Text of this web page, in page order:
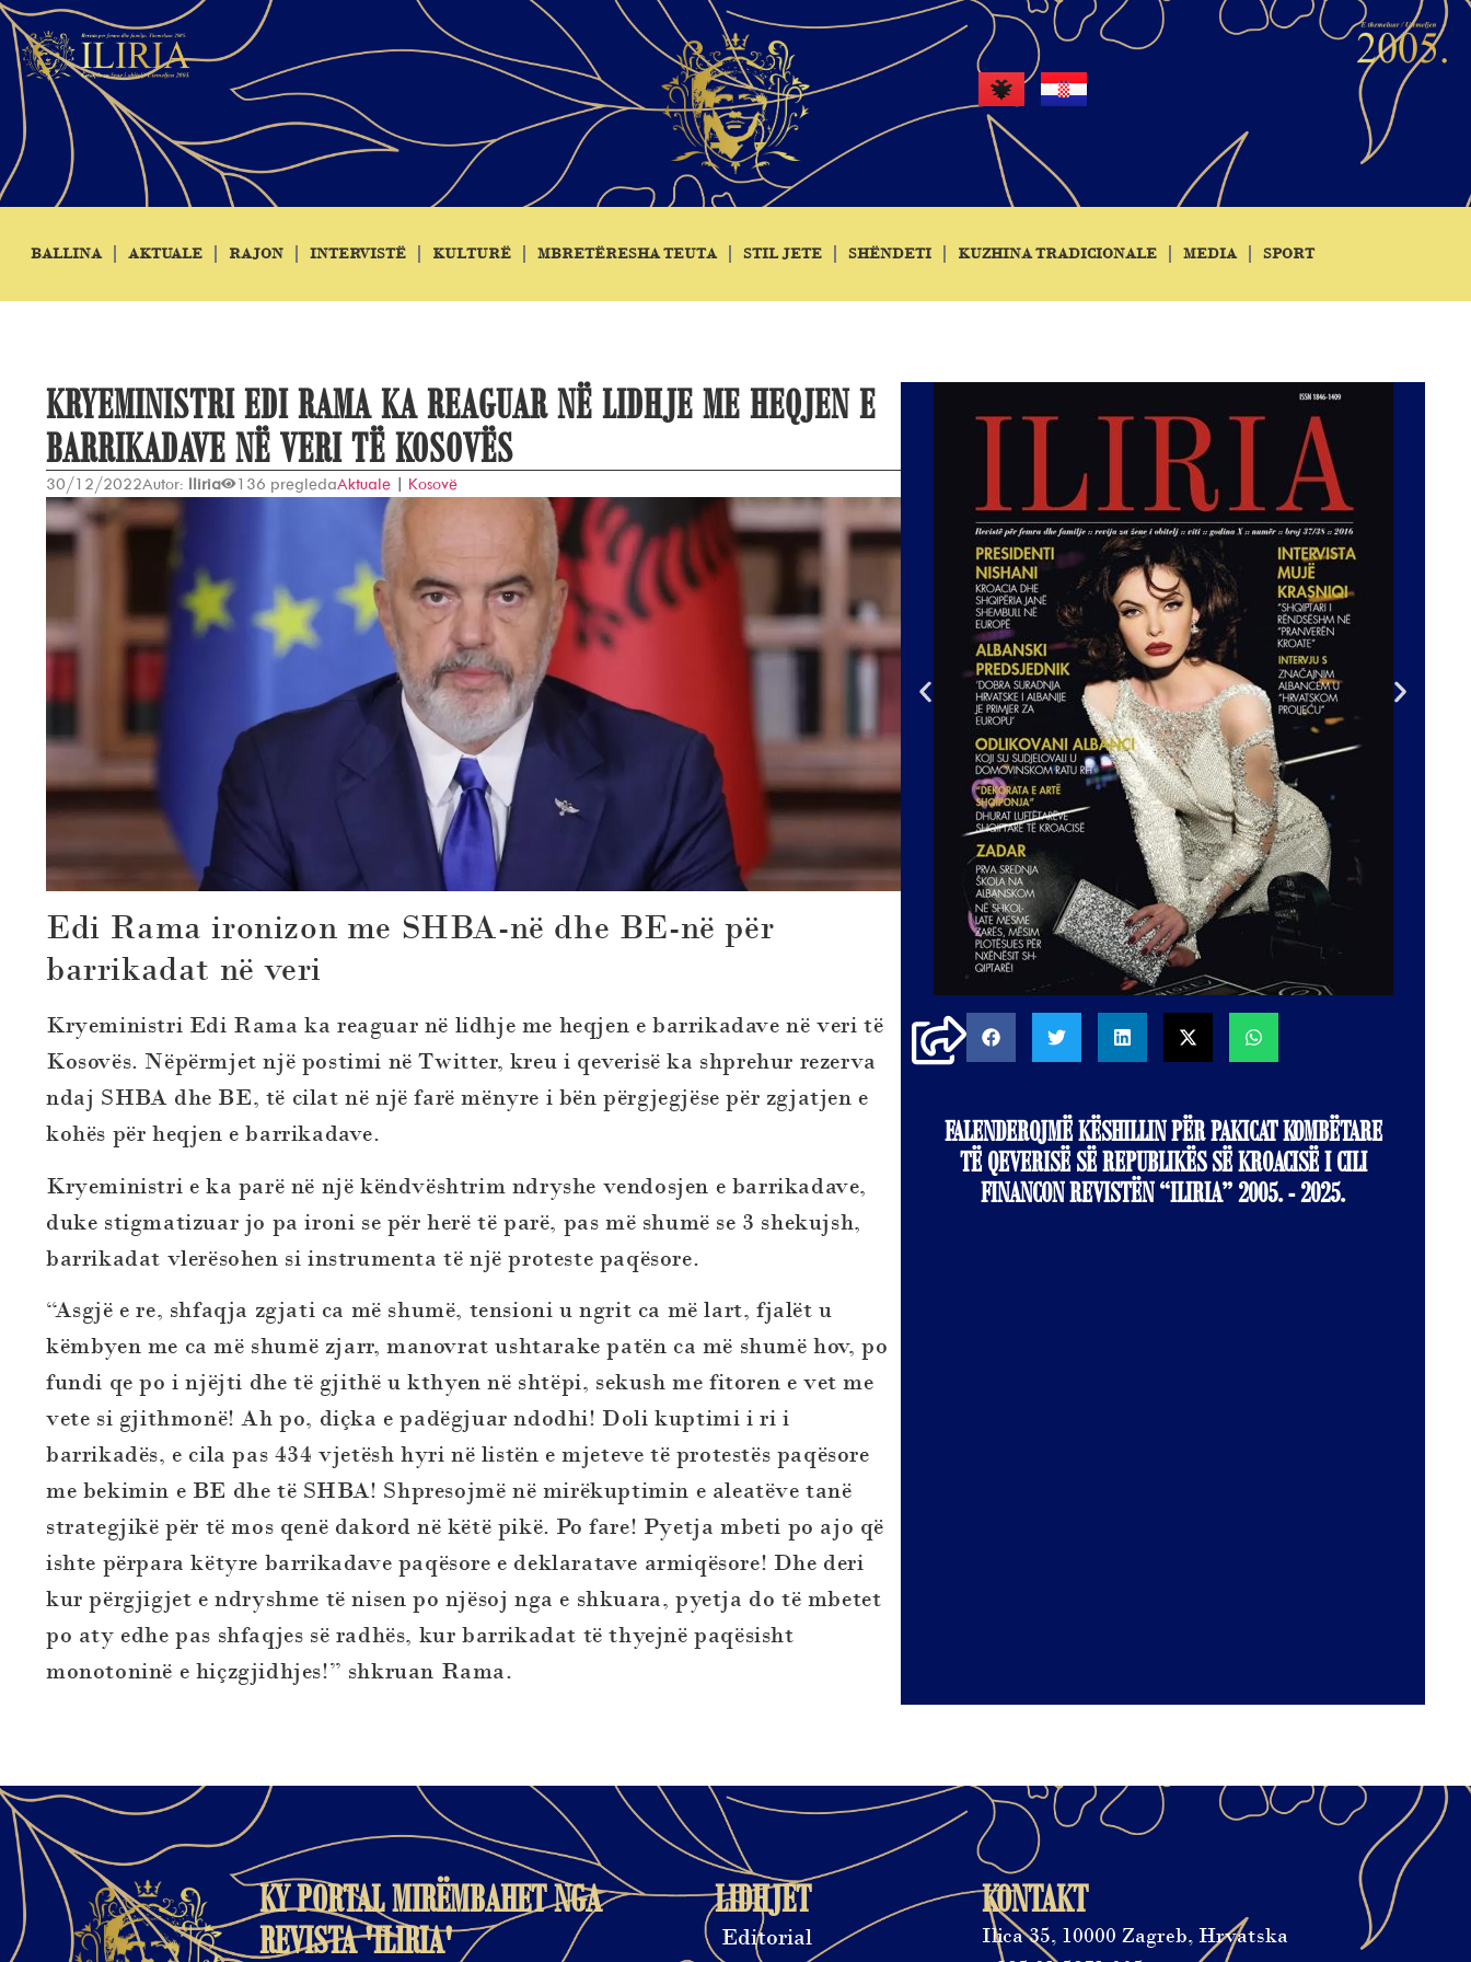
BALLINA AKTUALE RAJON INTERVISTË KULTURË MBRETËRESHA TEUTA STIL JETE SHËNDETI KUZHINA TRADICIONALE MEDIA SPORT
KRYEMINISTRI EDI RAMA KA REAGUAR NË LIDHJE ME HEQJEN E
BARRIKADAVE NË VERI TË KOSOVËS
30/12/2022Autor: Iliria 136 pregledaAktuale | Kosovë
Edi Rama ironizon me SHBA-në dhe BE-në për
barrikadat në veri
Kryeministri Edi Rama ka reaguar në lidhje me heqjen e barrikadave në veri të
Kosovës. Nëpërmjet një postimi në Twitter, kreu i qeverisë ka shprehur rezerva
ndaj SHBA dhe BE, të cilat në një farë mënyre i bën përgjegjëse për zgjatjen e
kohës për heqjen e barrikadave.
Kryeministri e ka parë në një këndvështrim ndryshe vendosjen e barrikadave,
duke stigmatizuar jo pa ironi se për herë të parë, pas më shumë se 3 shekujsh,
barrikadat vlerësohen si instrumenta të një proteste paqësore.
“Asgjë e re, shfaqja zgjati ca më shumë, tensioni u ngrit ca më lart, fjalët u
këmbyen me ca më shumë zjarr, manovrat ushtarake patën ca më shumë hov, po
fundi qe po i njëjti dhe të gjithë u kthyen në shtëpi, sekush me fitoren e vet me
vete si gjithmonë! Ah po, diçka e padëgjuar ndodhi! Doli kuptimi i ri i
barrikadës, e cila pas 434 vjetësh hyri në listën e mjeteve të protestës paqësore
me bekimin e BE dhe të SHBA! Shpresojmë në mirëkuptimin e aleatëve tanë
strategjikë për të mos qenë dakord në këtë pikë. Po fare! Pyetja mbeti po ajo që
ishte përpara këtyre barrikadave paqësore e deklaratave armiqësore! Dhe deri
kur përgjigjet e ndryshme të nisen po njësoj nga e shkuara, pyetja do të mbetet
po aty edhe pas shfaqjes së radhës, kur barrikadat të thyejnë paqësisht
monotoninë e hiçzgjidhjes!” shkruan Rama.
FALENDEROJMË KËSHILLIN PËR PAKICAT KOMBËTARE
TË QEVERISË SË REPUBLIKËS SË KROACISË I CILI
FINANCON REVISTËN “ILIRIA” 2005. - 2025.
KY PORTAL MIRËMBAHET NGA
REVISTA 'ILIRIA'
LIDHJET
Editorial
KONTAKT
Ilica 35, 10000 Zagreb, Hrvatska